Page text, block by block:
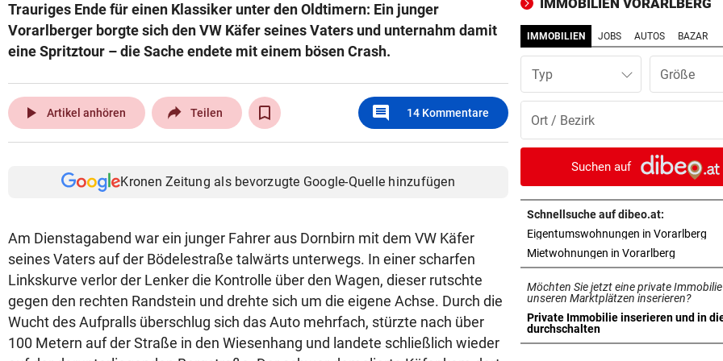
Trauriges Ende für einen Klassiker unter den Oldtimern: Ein junger
Vorarlberger borgte sich den VW Käfer seines Vaters und unternahm damit
eine Spritztour – die Sache endete mit einem bösen Crash.
play_arrow Artikel anhören Teilen comment 14 Kommentare
Kronen Zeitung als bevorzugte Google-Quelle hinzufügen
Am Dienstagabend war ein junger Fahrer aus Dornbirn mit dem VW Käfer
seines Vaters auf der Bödelestraße talwärts unterwegs. In einer scharfen
Linkskurve verlor der Lenker die Kontrolle über den Wagen, dieser rutschte
gegen den rechten Randstein und drehte sich um die eigene Achse. Durch die
Wucht des Aufpralls überschlug sich das Auto mehrfach, stürzte nach über
100 Metern auf der Straße in den Wiesenhang und landete schließlich wieder
Rekord zur Halbzeit
EINE INTERNE LÖSUNG vor
Pioneers Vorarlberg kennen
neuen Headcoach
STREIT IN DORNBIRN vor
Dragqueen-Lesung lässt
konservative Seele kochen
Schubhäftling gelingt bei
Transport die Flucht
EIN TEURER SPASS vor
Zyprer schrottet
Huracan auf Alpenpass
TOT GEBORGEN vor
IMMOBILIEN VORARLBERG
IMMOBILIEN JOBS AUTOS BAZAR
Typ
Suchen auf
Schnellsuche auf dibeo.at:
Eigentumswohnungen in Vorarlberg
Mietwohnungen in Vorarlberg
Möchten Sie jetzt eine private
unseren Marktplätzen inserieren?
Private Immobilie inserieren und in
durchschalten
in neuem Tab öffnen